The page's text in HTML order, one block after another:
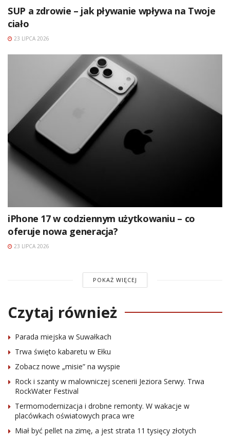
SUP a zdrowie – jak pływanie wpływa na Twoje
ciało
23 LIPCA 2026
iPhone 17 w codziennym użytkowaniu – co
oferuje nowa generacja?
23 LIPCA 2026
POKAŻ WIĘCEJ
Czytaj również
Parada miejska w Suwałkach
Trwa święto kabaretu w Ełku
Zobacz nowe „misie” na wyspie
Rock i szanty w malowniczej scenerii Jeziora Serwy. Trwa
RockWater Festival
Termomodernizacja i drobne remonty. W wakacje w
placówkach oświatowych praca wre
Miał być pellet na zimę, a jest strata 11 tysięcy złotych